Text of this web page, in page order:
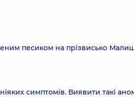
песиком на прізвисько
симптомів. Виявити такі